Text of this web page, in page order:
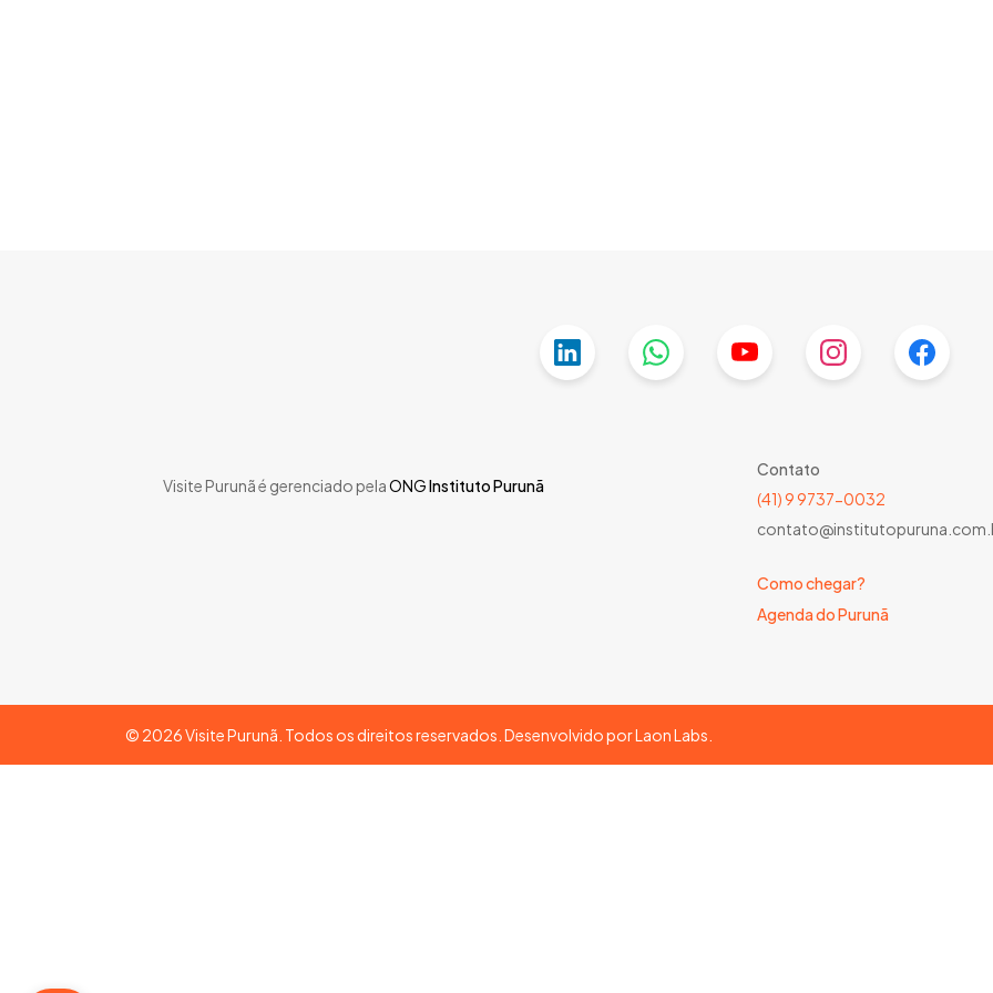
Visite Purunã é gerenciado pelaONGInstituto Purunã
Contato
(41) 9 9737-0032
Como chegar?
Agenda do Purunã
© 2026Visite Purunã. Todos os direitos reservados. Desenvolvido porLaon Labs